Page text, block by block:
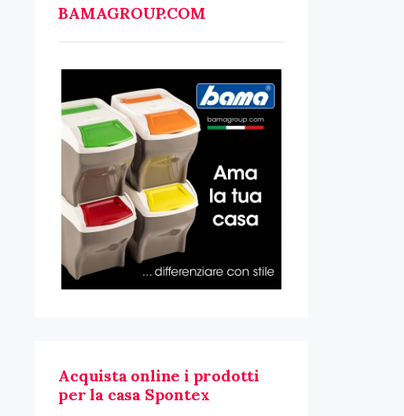
BAMAGROUP.COM
Acquista online i prodotti
per la casa Spontex